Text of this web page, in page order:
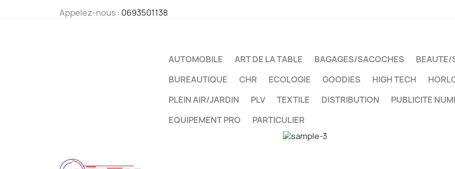
Appelez-nous : 0693501138
AUTOMOBILE ART DE LA TABLE BAGAGES/SACOCHES BEAUTE/
BUREAUTIQUE
CHR ECOLOGIE GOODIES HIGH TECH
PLEIN AIR/JARDIN
PLV TEXTILE DISTRIBUTION PUBLICITE
EQUIPEMENT PRO
PARTICULIER